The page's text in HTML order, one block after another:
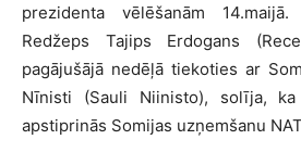
prezidenta vēlēšanām
Redžeps Tajips Erdogans
pagājušājā nedēļā tiekoties ar
Nīnisti (Sauli Niinisto), solīja, ka
apstiprinās Somijas uzņemšanu